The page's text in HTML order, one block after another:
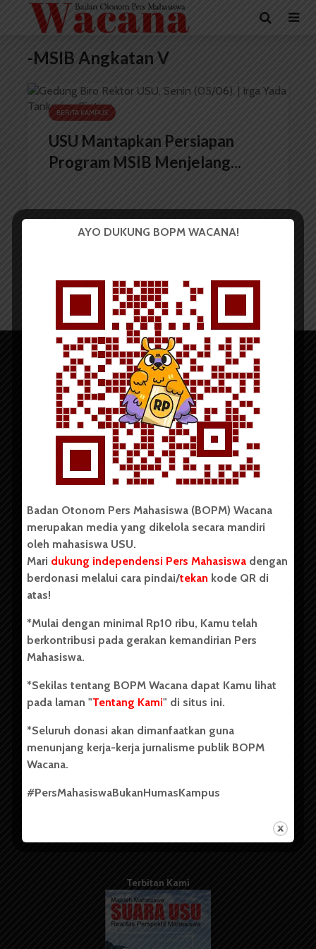
-MSIB Angkatan V
BERITA KAMPUS
USU Mantapkan Persiapan
Program MSIB Menjelang...
Copyright © 2023. All rights reserved BOPM WACANA.
Badan Otonom Pers Mahasiswa (BOPM) Wacana merupakan
pers mahasiswa yang berdiri di luar kampus dan dikelola
secara mandiri oleh mahasiswa Universitas Sumatera Utara
(USU). Sebelumnya BOPM Wacana merupakan salah satu
Unit Kegiatan Mahasiswa (UKM) di Universitas Sumatera
berdiri pada 1 Juli 1995.
Kontribusi
Info Iklan
Pedoman Media Siber
Kode Etik Jurnalistik
Terbitan Kami
AYO DUKUNG BOPM WACANA!
Badan Otonom Pers Mahasiswa (BOPM) Wacana
merupakan media yang dikelola secara mandiri
oleh mahasiswa USU.
Mari dukung independensi Pers Mahasiswa dengan
berdonasi melalui cara pindai/tekan kode QR di
atas!
*Mulai dengan minimal Rp10 ribu, Kamu telah
berkontribusi pada gerakan kemandirian Pers
Mahasiswa.
*Sekilas tentang BOPM Wacana dapat Kamu lihat
pada laman "Tentang Kami" di situs ini.
*Seluruh donasi akan dimanfaatkan guna
menunjang kerja-kerja jurnalisme publik BOPM
Wacana.
#PersMahasiswaBukanHumasKampus